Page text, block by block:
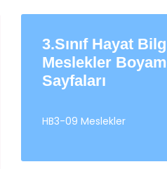
3.Sınıf Çarpma
İşlemi Online
Etkinlik 3
M3-12 Doğal Sayılarla